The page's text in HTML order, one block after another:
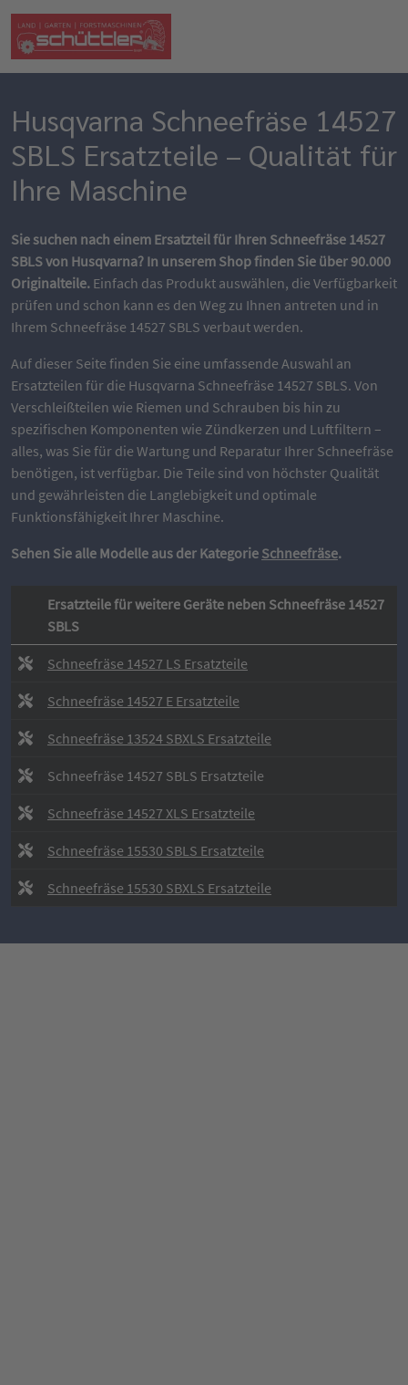
Husqvarna Schneefräse 14527
SBLS Ersatzteile – Qualität für
Ihre Maschine
Sie suchen nach einem Ersatzteil für Ihren Schneefräse 14527
SBLS von Husqvarna? In unserem Shop finden Sie über 90.000
Originalteile. Einfach das Produkt auswählen, die Verfügbarkeit
prüfen und schon kann es den Weg zu Ihnen antreten und in
Ihrem Schneefräse 14527 SBLS verbaut werden.
Auf dieser Seite finden Sie eine umfassende Auswahl an
Ersatzteilen für die Husqvarna Schneefräse 14527 SBLS. Von
Verschleißteilen wie Riemen und Schrauben bis hin zu
spezifischen Komponenten wie Zündkerzen und Luftfiltern –
alles, was Sie für die Wartung und Reparatur Ihrer Schneefräse
benötigen, ist verfügbar. Die Teile sind von höchster Qualität
und gewährleisten die Langlebigkeit und optimale
Funktionsfähigkeit Ihrer Maschine.
Sehen Sie alle Modelle aus der Kategorie Schneefräse.
Ersatzteile für weitere Geräte neben Schneefräse 14527
SBLS
Schneefräse 14527 LS Ersatzteile
Schneefräse 14527 E Ersatzteile
Schneefräse 13524 SBXLS Ersatzteile
Schneefräse 14527 SBLS Ersatzteile
Schneefräse 14527 XLS Ersatzteile
Schneefräse 15530 SBLS Ersatzteile
Schneefräse 15530 SBXLS Ersatzteile